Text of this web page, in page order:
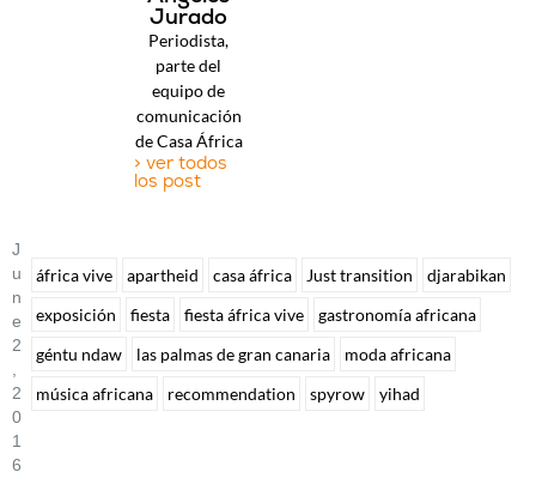
Jurado
Periodista,
parte del
equipo de
comunicación
de Casa África
> ver todos
los post
J
U
N
E
2
,
2
0
1
6
áfrica vive apartheid casa áfrica Just transition
djarabikan
exposición
fiesta fiesta áfrica vive
gastronomía africana
géntu ndaw
las palmas de gran canaria
moda africana
música africana
recommendation spyrow yihad